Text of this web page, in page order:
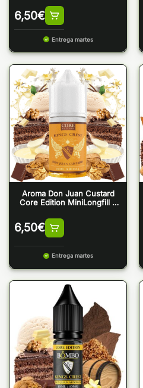
(MiniLongfill)
6,50€
Entrega martes
Aroma Don Juan Custard
Core Edition MiniLongfill –
6,50€
Entrega martes